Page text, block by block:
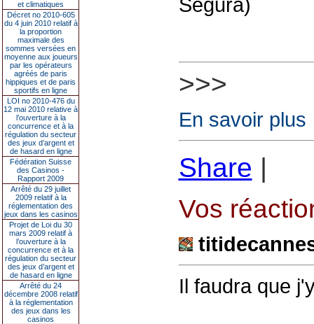
et climatiques
Décret no 2010-605
du 4 juin 2010 relatif à
la proportion
maximale des
sommes versées en
moyenne aux joueurs
par les opérateurs
agréés de paris
hippiques et de paris
sportifs en ligne
LOI no 2010-476 du
12 mai 2010 relative à
l’ouverture à la
concurrence et à la
régulation du secteur
des jeux d’argent et
de hasard en ligne
Fédération Suisse
des Casinos -
Rapport 2009
Arrêté du 29 juillet
2009 relatif à la
réglementation des
jeux dans les casinos
Projet de Loi du 30
mars 2009 relatif à
l’ouverture à la
concurrence et à la
régulation du secteur
des jeux d’argent et
de hasard en ligne
Arrêté du 24
décembre 2008 relatif
à la réglementation
des jeux dans les
casinos
>>>
En savoir plus
Share |
Vos
Il faudra que